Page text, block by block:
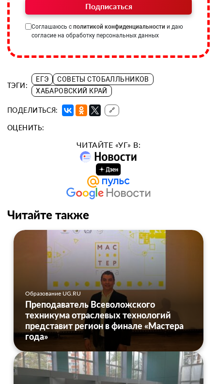
Подписаться
Соглашаюсь с политикой конфиденциальности и даю
согласие на обработку персональных данных
ТЭГИ:
ЕГЭ
СОВЕТЫ СТОБАЛЛЬНИКОВ
ХАБАРОВСКИЙ КРАЙ
ПОДЕЛИТЬСЯ: 🔗
ОЦЕНИТЬ:
ЧИТАЙТЕ «УГ» В:
Читайте также
Образование UG.RU
Преподаватель Всеволожского
техникума отраслевых технологий
представит регион в финале «Мастера
года»